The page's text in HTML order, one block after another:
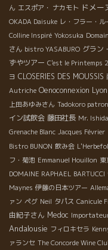
ん エスポア・ ナカモト ドメー
OKADA Daisuke レ・フラー・ル
Colline Inspiré Yokosuka
さん bistro YASABURO グラン
ずやツアー C'est le Printemps
ヨ CLOSERIES DES MOUSSIS
Autriche Oenoconnexion
上田あゆみさん Tadokoro patron
イン試飲会 藤田社長 Mr.
Grenache Blanc Jacques Février
Bistro BUNON 飲み会
フ・菊池 Emmanuel Houillon
DOMAINE RAPHAEL BARTUCCI
Maynes 伊藤の日本ツアー
ァン ペグ Neil タパス Canicule
由紀子さん Medoc
Andalousie フィロキセラ
ァランセ The Concorde Wine